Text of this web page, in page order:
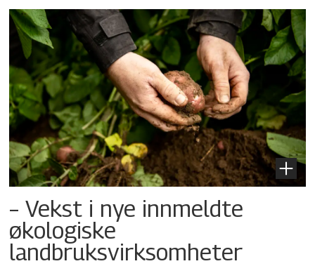
– Vekst i nye innmeldte
økologiske
landbruksvirksomheter